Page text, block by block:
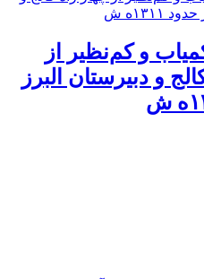
و کم‌نظیر از
و دبيرستان البرز